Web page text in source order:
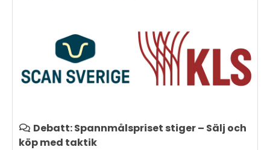
Debatt: Spannmålspriset stiger – Sälj och
köp med taktik